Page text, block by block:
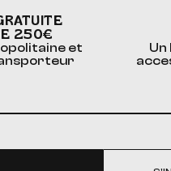
250€
et